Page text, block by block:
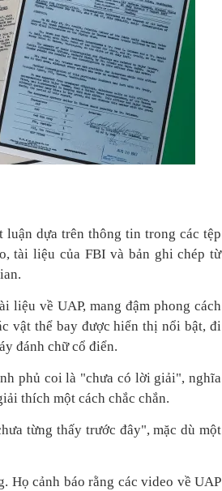
luận dựa trên thông tin trong các tệp
tài liệu của FBI và bản ghi chép từ
liệu về UAP, mang đậm phong cách
vật thể bay được hiển thị nổi bật, đi
đánh chữ cổ điển.
phủ coi là "chưa có lời giải", nghĩa
thích một cách chắc chắn.
từng thấy trước đây", mặc dù một
Họ cảnh báo rằng các video về UAP